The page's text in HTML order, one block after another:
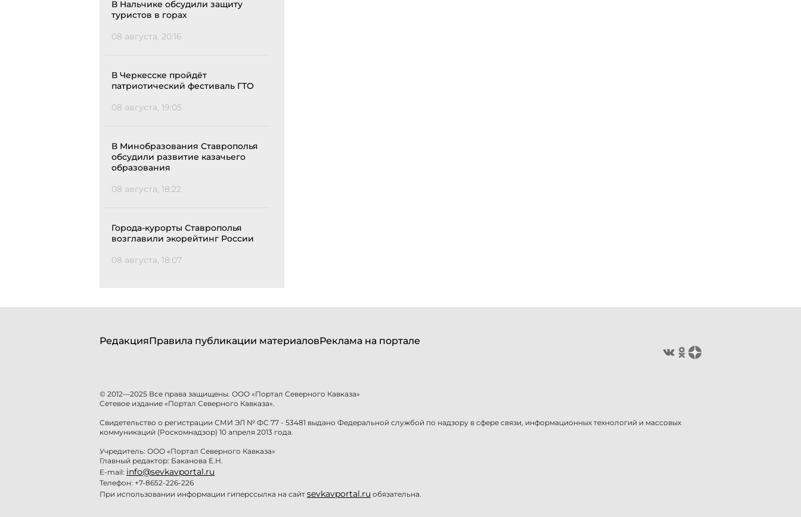
В Нальчике обсудили защиту
туристов в горах
08 августа, 20:16
В Черкесске пройдёт
патриотический фестиваль ГТО
08 августа, 19:05
В Минобразования Ставрополья
обсудили развитие казачьего
образования
08 августа, 18:22
Города-курорты Ставрополья
возглавили экорейтинг России
08 августа, 18:07
РедакцияПравила публикации материаловРеклама на портале
© 2012—2025 Все права защищены. ООО «Портал Северного Кавказа»
Сетевое издание «Портал Северного Кавказа».
Свидетельство о регистрации СМИ ЭЛ № ФС 77 - 53481 выдано Федеральной службой по надзору в сфере связи, информационных технологий и массовых
коммуникаций (Роскомнадзор) 10 апреля 2013 года.
Учредитель: ООО «Портал Северного Кавказа»
Главный редактор: Баканова Е.Н.
E-mail: info@sevkavportal.ru
Телефон: +7-8652-226-226
При использовании информации гиперссылка на сайт sevkavportal.ru обязательна.